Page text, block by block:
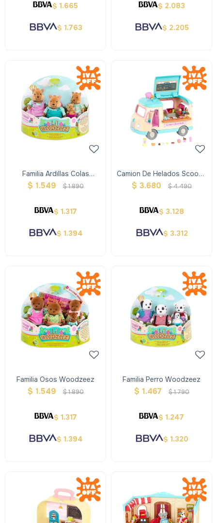
$ 1.665
$ 1.763
$ 2.083
$ 2.205
Familia Ardillas Colas
Tupidas Woodzeez
$ 1.549 $1.890
$ 1.317
$ 1.394
Camion De Helados Scoops
Woodzeez
$ 3.680 $4.490
$ 3.128
$ 3.312
Familia Osos Woodzeez
$ 1.549 $1.890
$ 1.317
$ 1.394
Familia Perro Woodzeez
$ 1.467 $1.790
$ 1.247
$ 1.320